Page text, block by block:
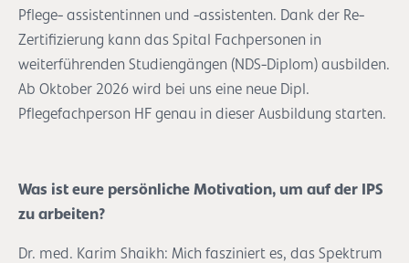
Pflege- assistentinnen und -assistenten. Dank der Re-
Zertifizierung kann das Spital Fachpersonen in
weiterführenden Studiengängen (NDS-Diplom) ausbilden.
Ab Oktober 2026 wird bei uns eine neue Dipl.
Pflegefachperson HF genau in dieser Ausbildung starten.
Was ist eure persönliche Motivation, um auf der IPS
zu arbeiten?
Dr. med. Karim Shaikh: Mich fasziniert es, das Spektrum